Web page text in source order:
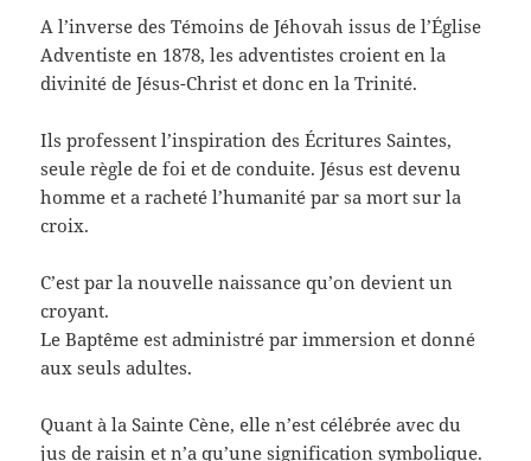
A l’inverse des Témoins de Jéhovah issus de l’Église
Adventiste en 1878, les adventistes croient en la
divinité de Jésus-Christ et donc en la Trinité.
Ils professent l’inspiration des Écritures Saintes,
seule règle de foi et de conduite. Jésus est devenu
homme et a racheté l’humanité par sa mort sur la
croix.
C’est par la nouvelle naissance qu’on devient un
croyant.
Le Baptême est administré par immersion et donné
aux seuls adultes.
Quant à la Sainte Cène, elle n’est célébrée avec du
jus de raisin et n’a qu’une signification symbolique.